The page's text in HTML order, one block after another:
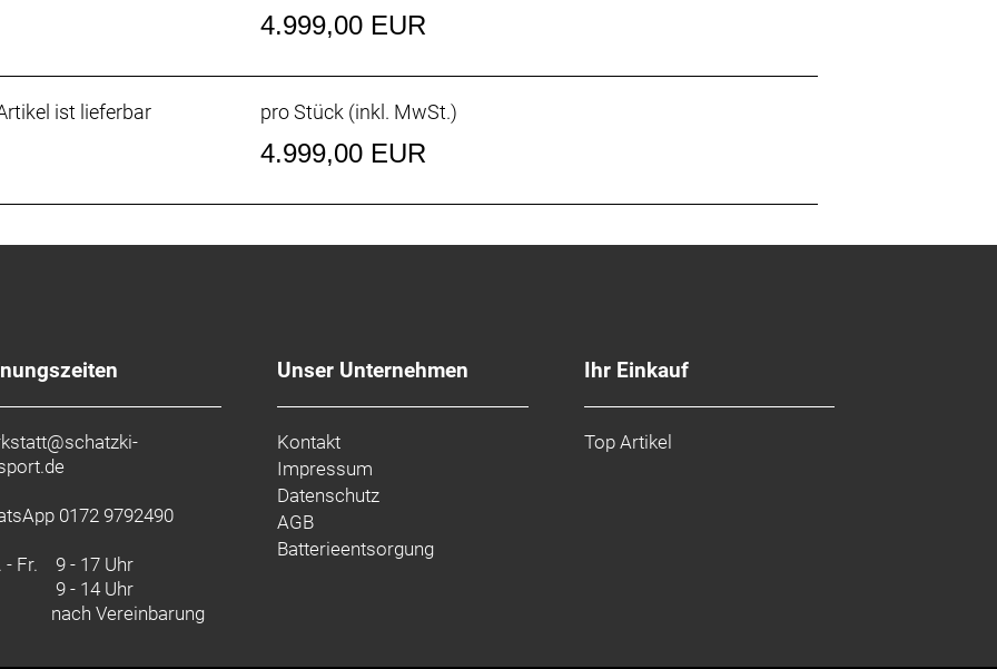
24 Front, 24 Rear, Syncros Axle4.999,00 EUR
ist lieferbar pro Stück (inkl. MwSt.)
4.999,00 EUR
0172 9792490
- Fr. 9 - 17 Uhr
9 - 14 Uhr
nach Vereinbarung
Unser Unternehmen
Kontakt
Impressum
Datenschutz
AGB
Batterieentsorgung
Ihr Einkauf
Top Artikel